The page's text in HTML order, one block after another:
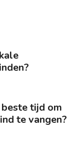
tijd om
te vangen?